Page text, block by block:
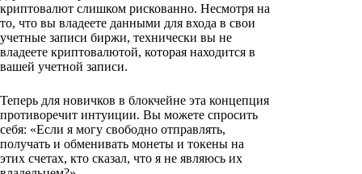
криптовалют слишком рискованно. Несмотря на
то, что вы владеете данными для входа в свои
учетные записи биржи, технически вы не
владеете криптовалютой, которая находится в
вашей учетной записи.
Теперь для новичков в блокчейне эта концепция
противоречит интуиции. Вы можете спросить
себя: «Если я могу свободно отправлять,
получать и обменивать монеты и токены на
этих счетах, кто сказал, что я не являюсь их